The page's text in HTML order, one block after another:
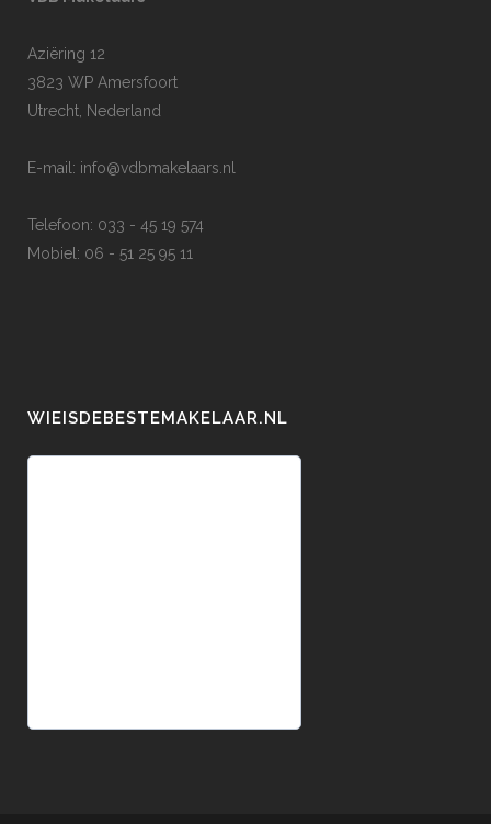
Aziëring 12
3823 WP Amersfoort
Utrecht, Nederland
E-mail: info@vdbmakelaars.nl
Telefoon: 033 - 45 19 574
Mobiel: 06 - 51 25 95 11
WIEISDEBESTEMAKELAAR.NL